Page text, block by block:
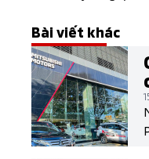
Bài viết khác